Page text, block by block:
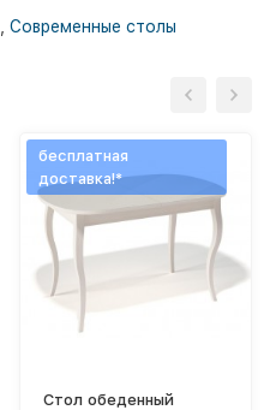
Современные столы
бесплатная
доставка!*
Стол обеденный